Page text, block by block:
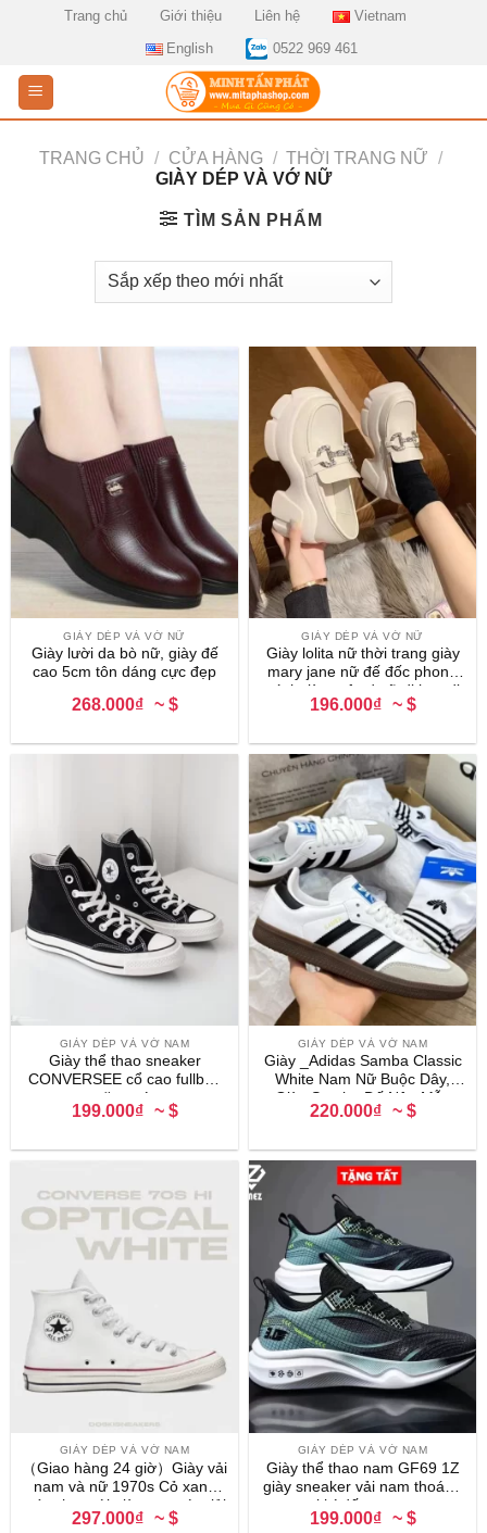
Trang chủ Giới thiệu Liên hệ
Vietnam
English
0522 969 461
TRANG CHỦ / CỬA HÀNG / THỜI TRANG NỮ /
GIÀY DÉP VÀ VỚ NỮ
TÌM SẢN PHẨM
GIÀY DÉP VÀ VỚ NỮ
Giày lười da bò nữ, giày đế
cao 5cm tôn dáng cực đẹp
268.000₫ ~ $
GIÀY DÉP VÀ VỚ NỮ
Giày lolita nữ thời trang giày
mary jane nữ đế đốc phong
cáchgiày oxford nữ đi học đi
chơi
196.000₫ ~ $
GIÀY DÉP VÀ VỚ NAM
Giày thể thao sneaker
CONVERSEE cổ cao fullbox
tặng vớ
199.000₫ ~ $
GIÀY DÉP VÀ VỚ NAM
Giày _Adidas Samba Classic
White Nam Nữ Buộc Dây,
Giày Samba Đế Nâu Mẫu
Hottrend Đủ Size Nam Nữ
220.000₫ ~ $
GIÀY DÉP VÀ VỚ NAM
（Giao hàng 24 giờ）Giày vải
nam và nữ 1970s Cỏ xanh
mùa thu mới giày cao gót giải
trí
297.000₫ ~ $
GIÀY DÉP VÀ VỚ NAM
Giày thể thao nam GF69 1Z
giày sneaker vải nam thoáng
khí đế cao su
199.000₫ ~ $